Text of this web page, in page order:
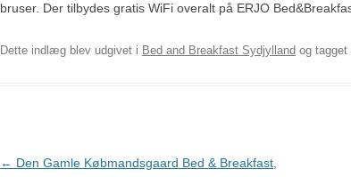
bruser. Der tilbydes gratis WiFi overalt på ERJO
Dette indlæg blev udgivet i Bed and Breakfast Sydjylland og tagget
Indlægsnavigation
← Den Gamle Købmandsgaard Bed & Breakfast,